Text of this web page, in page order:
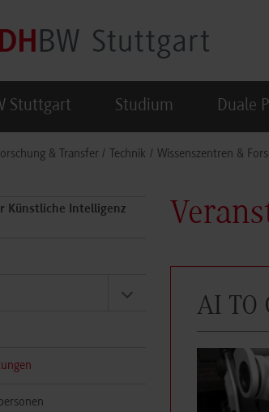
Stuttgart Studium Duale
& Transfer Technik Wissenszentren &
Künstliche Intelligenz
AI TO